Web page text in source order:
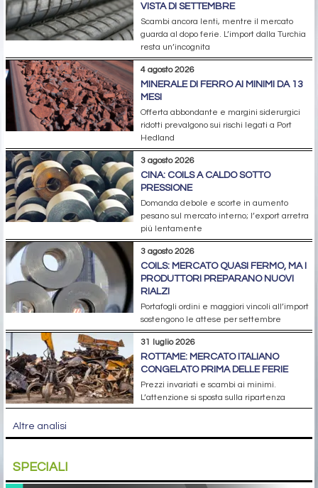
VISTA DI SETTEMBRE
Scambi ancora lenti, mentre il mercato
guarda al dopo ferie. L’import dalla Turchia
resta un’incognita
4 agosto 2026
MINERALE DI FERRO AI MINIMI DA 13
MESI
Offerta abbondante e margini siderurgici
ridotti prevalgono sui rischi legati a Port
Hedland
3 agosto 2026
CINA: COILS A CALDO SOTTO
PRESSIONE
Domanda debole e scorte in aumento
pesano sul mercato interno; l’export arretra
più lentamente
3 agosto 2026
COILS: MERCATO QUASI FERMO, MA I
PRODUTTORI PREPARANO NUOVI
RIALZI
Portafogli ordini e maggiori vincoli all’import
sostengono le attese per settembre
31 luglio 2026
ROTTAME: MERCATO ITALIANO
CONGELATO PRIMA DELLE FERIE
Prezzi invariati e scambi ai minimi.
L’attenzione si sposta sulla ripartenza
Altre analisi
SPECIALI